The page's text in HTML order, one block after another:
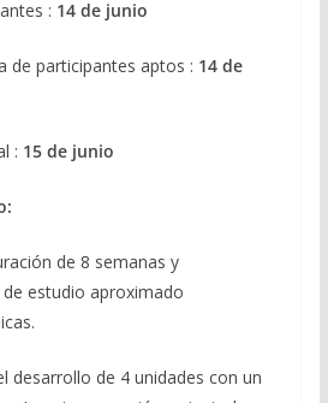
: 14 de junio
de participantes aptos : 14 de
: 15 de junio
de 8 semanas y
estudio aproximado
desarrollo de 4 unidades con un